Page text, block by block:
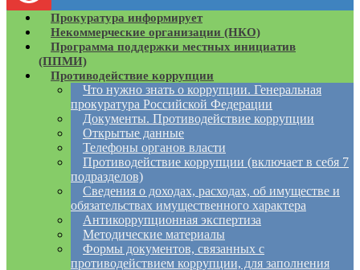
Прокуратура информирует
Некоммерческие организации (НКО)
Программа поддержки местных инициатив
(ППМИ)
Противодействие коррупции
Что нужно знать о коррупции. Генеральная
прокуратура Российской Федерации
Документы. Противодействие коррупции
Открытые данные
Телефоны органов власти
Противодействие коррупции (включает в себя 7
подразделов)
Сведения о доходах, расходах, об имуществе и
обязательствах имущественного характера
Антикоррупционная экспертиза
Методические материалы
Формы документов, связанных с
противодействием коррупции, для заполнения